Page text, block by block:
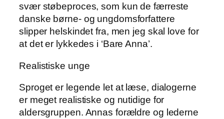
svær støbeproces, som kun de færreste
danske børne- og ungdomsforfattere
slipper helskindet fra, men jeg skal love for
at det er lykkedes i ‘Bare Anna’.
Realistiske unge
Sproget er legende let at læse, dialogerne
er meget realistiske og nutidige for
aldersgruppen. Annas forældre og lederne